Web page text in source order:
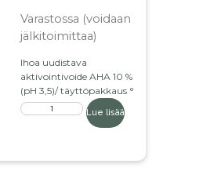
Varastossa (voidaan
jälkitoimittaa)
Ihoa uudistava
aktivointivoide AHA 10 %
(pH 3,5)/ täyttöpakkaus °
Lue lisää